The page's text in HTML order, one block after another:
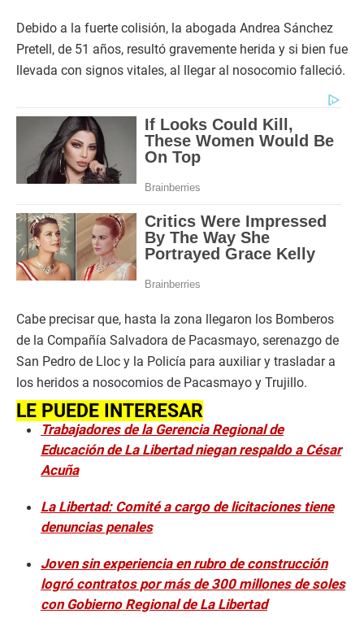
Debido a la fuerte colisión, la abogada Andrea Sánchez
Pretell, de 51 años, resultó gravemente herida y si bien fue
llevada con signos vitales, al llegar al nosocomio falleció.
Cabe precisar que, hasta la zona llegaron los Bomberos
de la Compañía Salvadora de Pacasmayo, serenazgo de
San Pedro de Lloc y la Policía para auxiliar y trasladar a
los heridos a nosocomios de Pacasmayo y Trujillo.
LE PUEDE INTERESAR
Trabajadores de la Gerencia Regional de
Educación de La Libertad niegan respaldo a César
Acuña
La Libertad: Comité a cargo de licitaciones tiene
denuncias penales
Joven sin experiencia en rubro de construcción
logró contratos por más de 300 millones de soles
con Gobierno Regional de La Libertad